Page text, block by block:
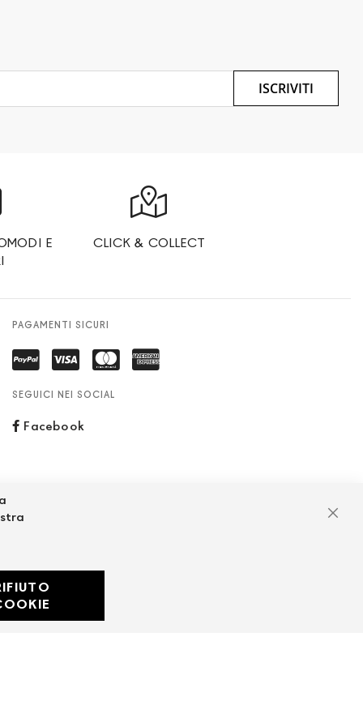
ISCRIVITI
E
CLICK & COLLECT
PAGAMENTI SICURI
SEGUICI NEI SOCIAL
Facebook